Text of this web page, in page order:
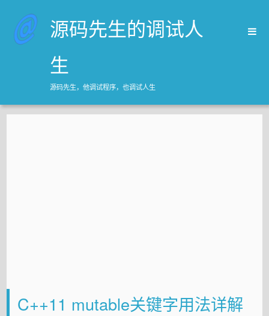
源码先生的调试人
生
源码先生，他调试程序，也调试人生
首页
C++11 mutable关键字用法详解